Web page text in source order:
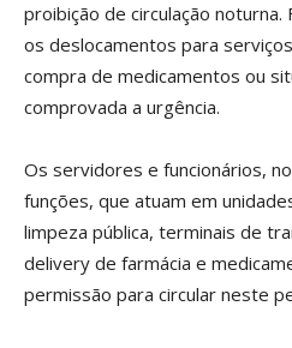
proibição de circulação
os deslocamentos para
compra de medicamentos ou
comprovada a urgência.
Os servidores e funcionários,
funções, que atuam em
limpeza pública, terminais de
delivery de farmácia e
permissão para circular neste